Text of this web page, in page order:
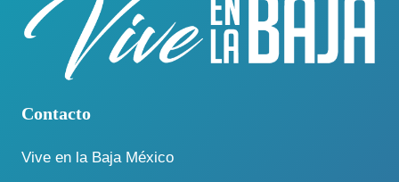
Contacto
Vive en la Baja México